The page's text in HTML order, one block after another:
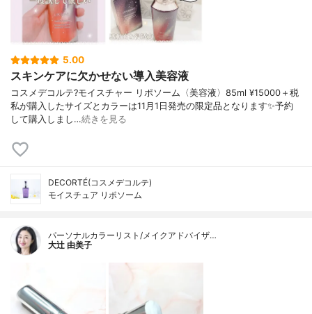
5.00
スキンケアに欠かせない導入美容液
コスメデコルテ?モイスチャー リポソーム〈美容液〉85ml ¥15000＋税
私が購入したサイズとカラーは11月1日発売の限定品となります✨予約
して購入しまし…続きを見る
DECORTÉ(コスメデコルテ)
モイスチュア リポソーム
パーソナルカラーリスト/メイクアドバイザ…
大辻 由美子